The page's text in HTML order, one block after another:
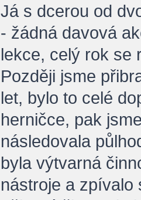
Já s dcerou od
- žádná davová
lekce, celý rok se
Později jsme
let, bylo to celé
herničce, pak
následovala
byla výtvarná
nástroje a zpívalo